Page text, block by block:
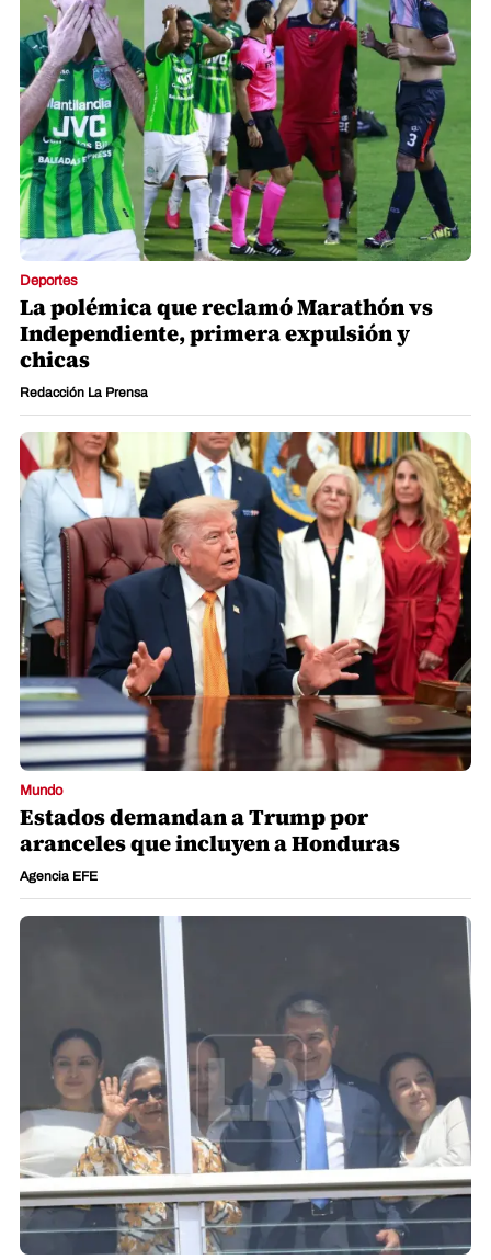
Deportes
La polémica que reclamó Marathón vs
Independiente, primera expulsión y
chicas
Redacción La Prensa
Mundo
Estados demandan a Trump por
aranceles que incluyen a Honduras
Agencia EFE